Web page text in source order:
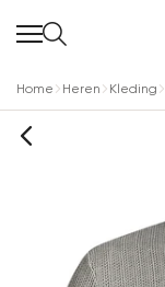
Home Heren Kleding